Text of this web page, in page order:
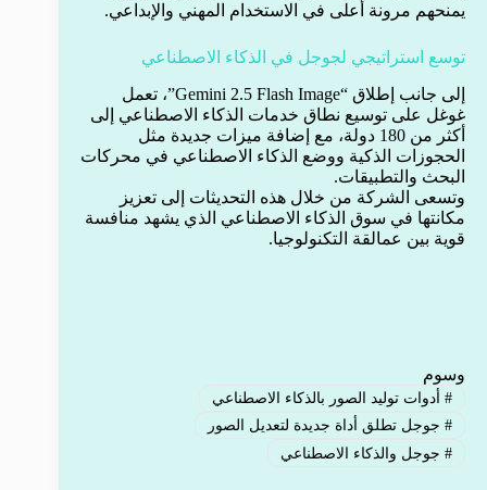
يمنحهم مرونة أعلى في الاستخدام المهني والإبداعي.
توسع استراتيجي لجوجل في الذكاء الاصطناعي
إلى جانب إطلاق “Gemini 2.5 Flash Image”، تعمل
غوغل على توسيع نطاق خدمات الذكاء الاصطناعي إلى
أكثر من 180 دولة، مع إضافة ميزات جديدة مثل
الحجوزات الذكية ووضع الذكاء الاصطناعي في محركات
البحث والتطبيقات.
وتسعى الشركة من خلال هذه التحديثات إلى تعزيز
مكانتها في سوق الذكاء الاصطناعي الذي يشهد منافسة
قوية بين عمالقة التكنولوجيا.
وسوم
#أدوات توليد الصور بالذكاء الاصطناعي
#جوجل تطلق أداة جديدة لتعديل الصور
#جوجل والذكاء الاصطناعي